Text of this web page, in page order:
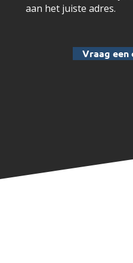
aan het juiste adres.
Vraag